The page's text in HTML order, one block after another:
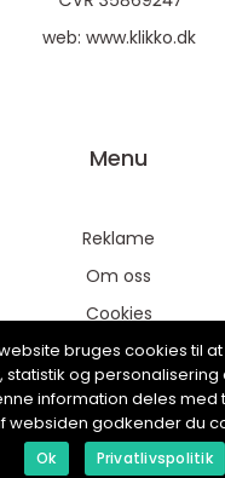
web: www.klikko.dk
Menu
Reklame
Om oss
Cookies
Kontakt Oss
Sitemap
bruges cookies til
statistik og personalisering
information deles med
websiden godkender du
Ok Privatlivspolitik